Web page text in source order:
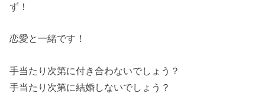
ず！
恋愛と一緒です！
手当たり次第に付き合わないでしょう？
手当たり次第に結婚しないでしょう？